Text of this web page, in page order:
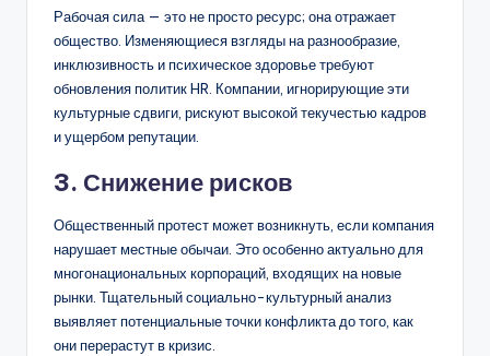
Рабочая сила — это не просто ресурс; она отражает
общество. Изменяющиеся взгляды на разнообразие,
инклюзивность и психическое здоровье требуют
обновления политик HR. Компании, игнорирующие эти
культурные сдвиги, рискуют высокой текучестью кадров
и ущербом репутации.
3. Снижение рисков
Общественный протест может возникнуть, если компания
нарушает местные обычаи. Это особенно актуально для
многонациональных корпораций, входящих на новые
рынки. Тщательный социально-культурный анализ
выявляет потенциальные точки конфликта до того, как
они перерастут в кризис.